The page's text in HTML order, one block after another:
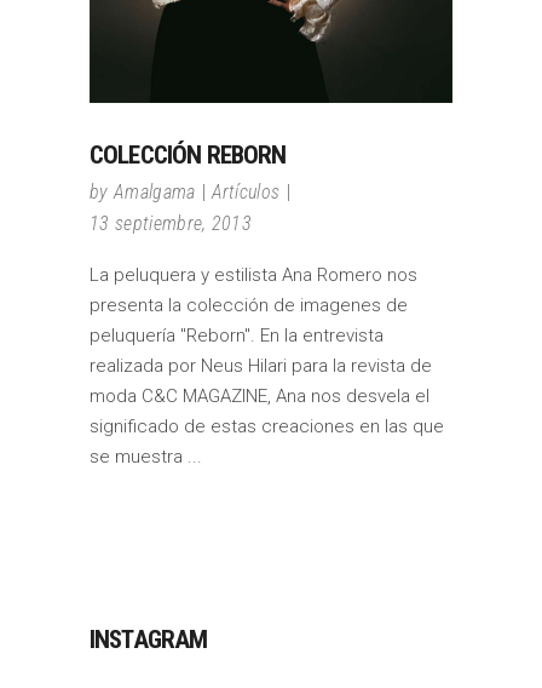
COLECCIÓN REBORN
byAmalgama
Artículos
13 septiembre, 2013
La peluquera y estilista Ana Romero nos
presenta la colección de imagenes de
peluquería "Reborn". En la entrevista
realizada por Neus Hilari para la revista de
moda C&C MAGAZINE, Ana nos desvela el
significado de estas creaciones en las que
se muestra
INSTAGRAM